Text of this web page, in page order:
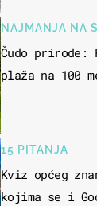
NAJMANJA NA
Čudo prirode:
plaža na 100
15 PITANJA
Kviz općeg
kojima se i